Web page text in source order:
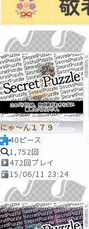
にゃ～ん１７９
40ピース
1,752回
472回プレイ
15/06/11 23:24